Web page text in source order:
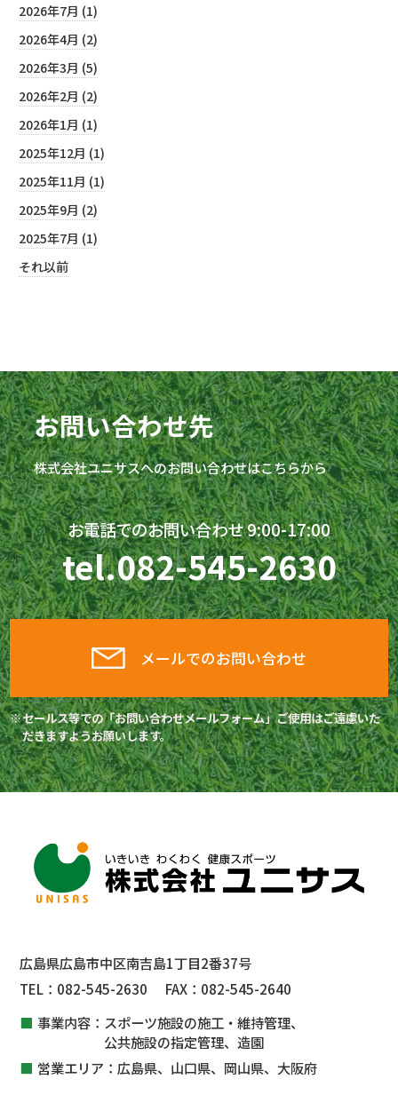
2026年7月 (1)
2026年4月 (2)
2026年3月 (5)
2026年2月 (2)
2026年1月 (1)
2025年12月 (1)
2025年11月 (1)
2025年9月 (2)
2025年7月 (1)
それ以前
お問い合わせ先
株式会社ユニサスへのお問い合わせはこちらから
お電話でのお問い合わせ 9:00-17:00
tel.082-545-2630
メールでのお問い合わせ
セールス等での「お問い合わせメールフォーム」ご使用はご遠慮いた
だきますようお願いします。
広島県広島市中区南吉島1丁目2番37号
TEL： 082-545-2630 FAX： 082-545-2640
事業内容： スポーツ施設の施工・維持管理、
公共施設の指定管理、 造園
営業エリア： 広島県、山口県、岡山県、大阪府